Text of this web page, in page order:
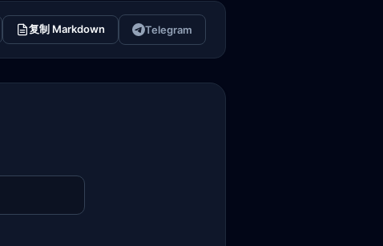
复制 Markdown Telegram